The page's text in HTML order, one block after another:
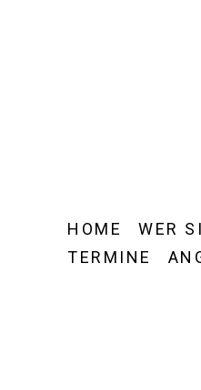
HOME WER
TERMINE